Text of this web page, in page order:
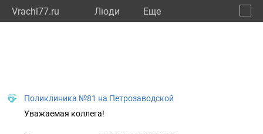
Vrachi77.ru Люди Eще
Поликлиника №81 на Петрозаводской
Уважаемая коллега!